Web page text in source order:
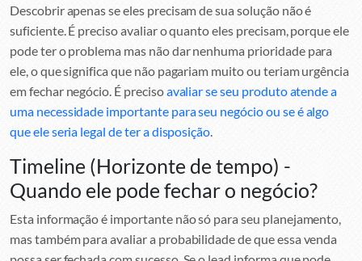
Descobrir apenas se eles precisam de sua solução não é
suficiente. É preciso avaliar o quanto eles precisam, porque ele
pode ter o problema mas não dar nenhuma prioridade para
ele, o que significa que não pagariam muito ou teriam urgência
em fechar negócio. É precisoavaliar se seu produto atende a
uma necessidade importante para seu negócio ou se é algo
que ele seria legal de ter a disposição.
Timeline (Horizonte de tempo) -
Quando ele pode fechar o negócio?
Esta informação é importante não só para seu planejamento,
mas também para avaliar a probabilidade de que essa venda